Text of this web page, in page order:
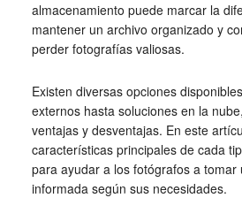
almacenamiento puede marcar la
mantener un archivo organizado y
perder fotografías valiosas.
Existen diversas opciones
externos hasta soluciones en la
ventajas y desventajas. En este
características principales de cada
para ayudar a los fotógrafos a tomar
informada según sus necesidades.